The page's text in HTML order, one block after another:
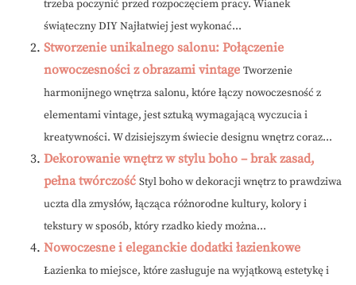
trzeba poczynić przed rozpoczęciem pracy. Wianek
świąteczny DIY Najłatwiej jest wykonać...
Stworzenie unikalnego salonu: Połączenie
nowoczesności z obrazami vintage Tworzenie
harmonijnego wnętrza salonu, które łączy nowoczesność z
elementami vintage, jest sztuką wymagającą wyczucia i
kreatywności. W dzisiejszym świecie designu wnętrz coraz...
Dekorowanie wnętrz w stylu boho – brak zasad,
pełna twórczość Styl boho w dekoracji wnętrz to prawdziwa
uczta dla zmysłów, łącząca różnorodne kultury, kolory i
tekstury w sposób, który rzadko kiedy można...
Nowoczesne i eleganckie dodatki łazienkowe
Łazienka to miejsce, które zasługuje na wyjątkową estetykę i